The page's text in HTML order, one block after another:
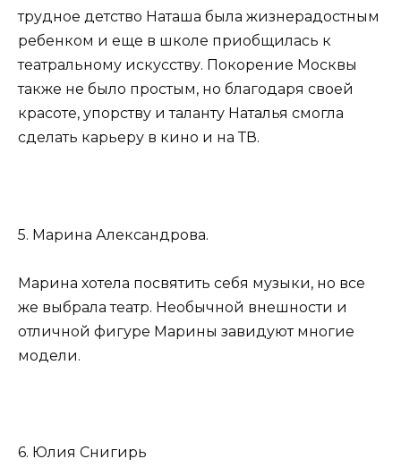
трудное детство Наташа была жизнерадостным
ребенком и еще в школе приобщилась к
театральному искусству. Покорение Москвы
также не было простым, но благодаря своей
красоте, упорству и таланту Наталья смогла
сделать карьеру в кино и на ТВ.
5. Марина Александрова.
Марина хотела посвятить себя музыки, но все
же выбрала театр. Необычной внешности и
отличной фигуре Марины завидуют многие
модели.
6. Юлия Снигирь